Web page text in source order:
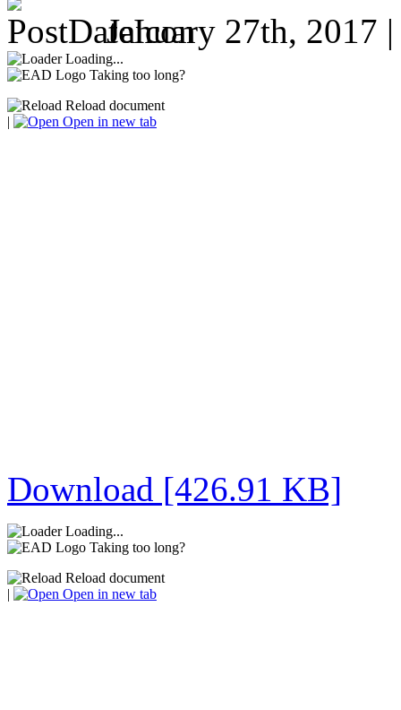
January 27th, 2017
Loading...
Taking too long?
Reload document
|
Open in new tab
Download [426.91 KB]
Loading...
Taking too long?
Reload document
|
Open in new tab